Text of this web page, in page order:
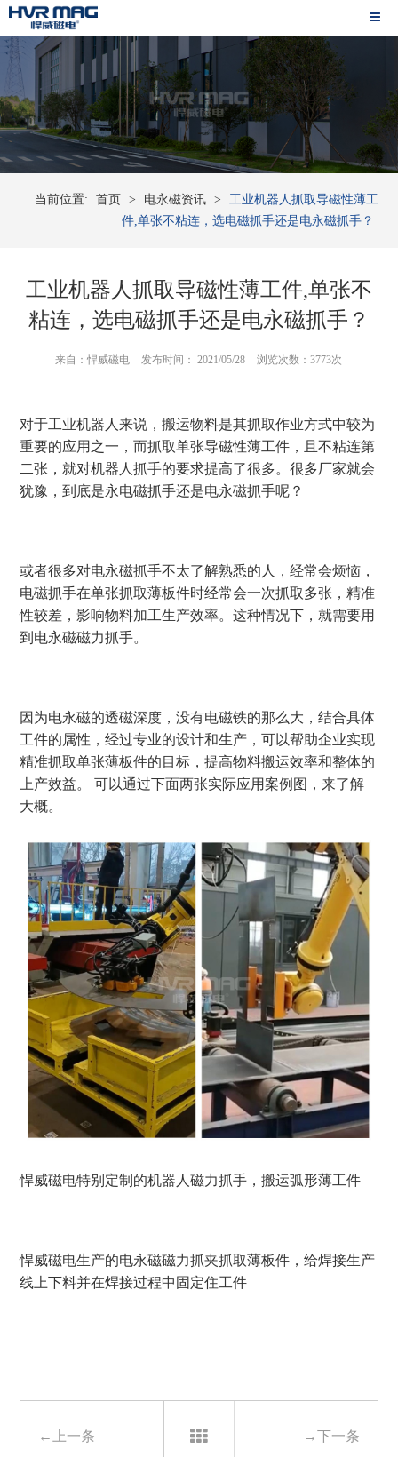
当前位置: 首页 > 电永磁资讯 >
工业机器人抓取导磁性薄工
件,单张不粘连，选电磁抓手还是电永磁抓手？
工业机器人抓取导磁性薄工件,单张不
粘连，选电磁抓手还是电永磁抓手？
来自：悍威磁电 发布时间： 2021/05/28 浏览次数：3773次
对于工业机器人来说，搬运物料是其抓取作业方式中较为
重要的应用之一，而抓取单张导磁性薄工件，且不粘连第
二张，就对机器人抓手的要求提高了很多。很多厂家就会
犹豫，到底是永电磁抓手还是电永磁抓手呢？
或者很多对电永磁抓手不太了解熟悉的人，经常会烦恼，
电磁抓手在单张抓取薄板件时经常会一次抓取多张，精准
性较差，影响物料加工生产效率。这种情况下，就需要用
到电永磁磁力抓手。
因为电永磁的透磁深度，没有电磁铁的那么大，结合具体
工件的属性，经过专业的设计和生产，可以帮助企业实现
精准抓取单张薄板件的目标，提高物料搬运效率和整体的
上产效益。 可以通过下面两张实际应用案例图，来了解
大概。
悍威磁电特别定制的机器人磁力抓手，搬运弧形薄工件
悍威磁电生产的电永磁磁力抓夹抓取薄板件，给焊接生产
线上下料并在焊接过程中固定住工件
←上一条 →下一条